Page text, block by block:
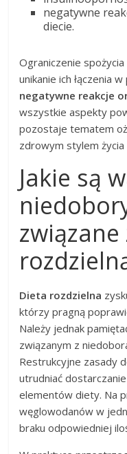
negatywne
diecie.
Ograniczenie
unikanie ich łączenia
negatywne reakcje
wszystkie aspekty
pozostaje tematem
zdrowym stylem
Jakie są
Dieta rozdzielna
którzy pragną
Należy jednak
związanym z
Restrukcyjne zasady
utrudniać
elementów diety. Na
węglowodanów w
braku odpowiedniej